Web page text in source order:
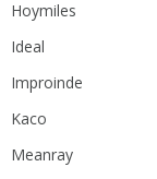
Hoymiles
Ideal
Improinde
Kaco
Meanray